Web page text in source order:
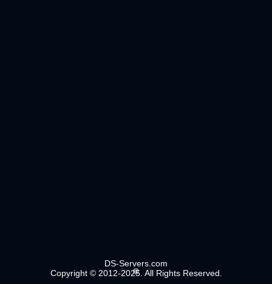
DS-Servers.com
Copyright © 2012-2025. All Rights Reserved.